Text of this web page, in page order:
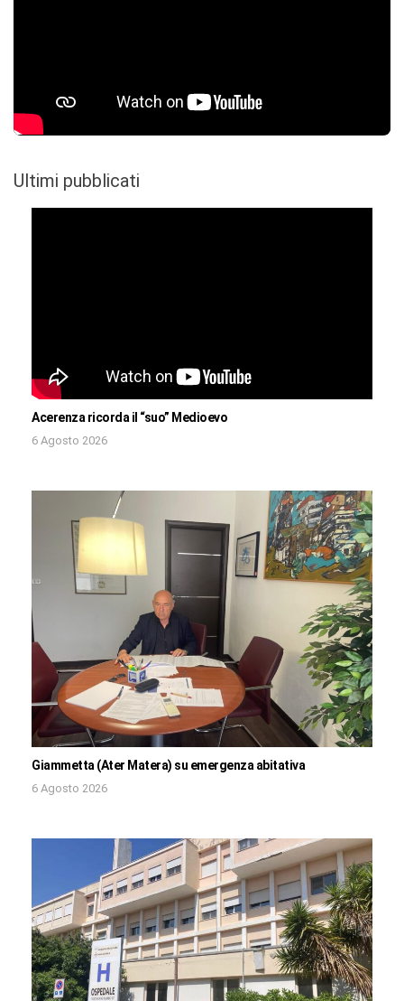
Ultimi pubblicati
Acerenza ricorda il “suo” Medioevo
6 Agosto 2026
Giammetta (Ater Matera) su emergenza abitativa
6 Agosto 2026